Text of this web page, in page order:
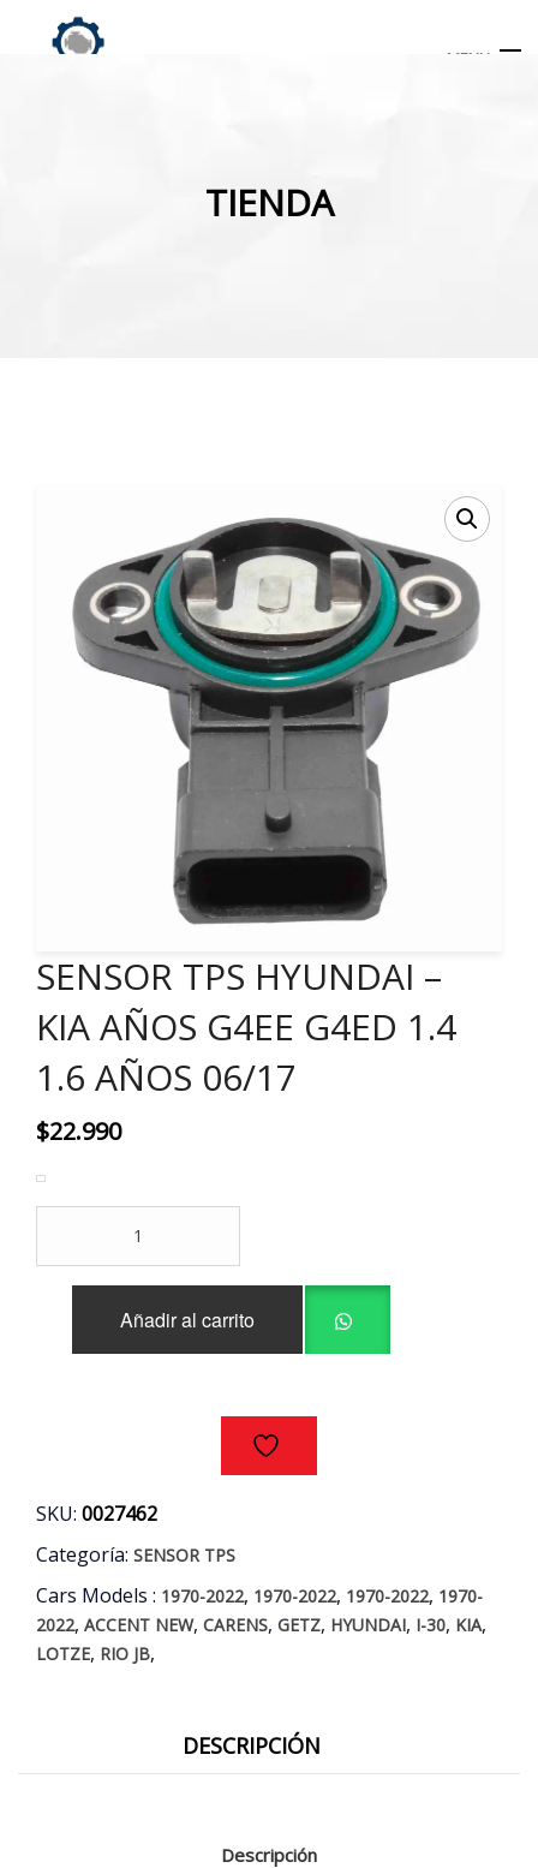
MENU
TIENDA
SENSOR TPS HYUNDAI –
KIA AÑOS G4EE G4ED 1.4
1.6 AÑOS 06/17
$22.990
HYUNDAI
cantidad
Añadir al carrito
SKU: 0027462
Categoría: SENSOR TPS
Cars Models : 1970-2022, 1970-2022, 1970-2022, 1970-
2022, ACCENT NEW, CARENS, GETZ, HYUNDAI, I-30, KIA,
LOTZE, RIO JB,
DESCRIPCIÓN
Descripción